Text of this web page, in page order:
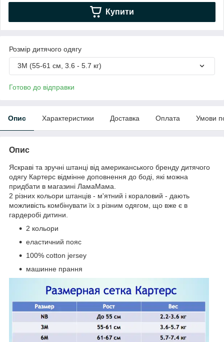
Купити
Розмір дитячого одягу
3М (55-61 см, 3.6 - 5.7 кг)
Готово до відправки
Опис Характеристики Доставка Оплата Умови
Опис
Яскраві та зручні штанці від американського бренду дитячого
одягу Картерс відмінне доповнення до боді, які можна
придбати в магазині ЛамаМама.
2 різних кольори штанців - м'ятний і кораловий - дають
можливість комбінувати їх з різним одягом, що вже є в
гардеробі дитини.
2 кольори
еластичний пояс
100% cotton jersey
машинне прання